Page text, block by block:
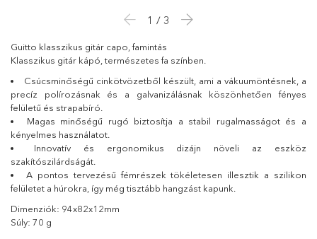
1 / 3
Guitto klasszikus gitár capo, famintás
Klasszikus gitár kápó, természetes fa színben.
Csúcsminőségű cinkötvözetből készült, ami a vákuumöntésnek, a
precíz polírozásnak és a galvanizálásnak köszönhetően fényes
felületű és strapabíró.
Magas minőségű rugó biztosítja a stabil rugalmasságot és a
kényelmes használatot.
Innovatív és ergonomikus dizájn növeli az eszköz
szakítószilárdságát.
A pontos tervezésű fémrészek tökéletesen illesztik a szilikon
felületet a húrokra, így még tisztább hangzást kapunk.
Dimenziók: 94x82x12mm
Súly: 70 g